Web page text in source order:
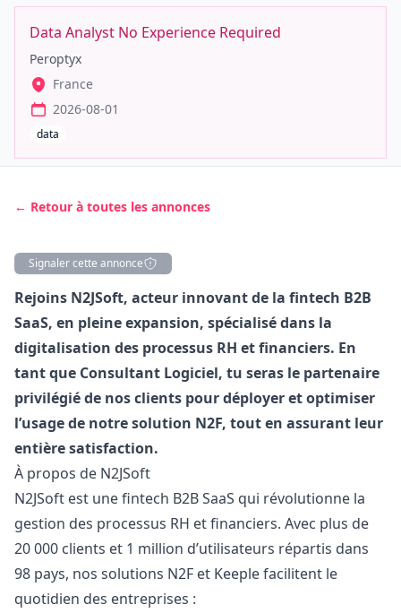
Data Analyst No Experience Required
Peroptyx
France
2026-08-01
data
← Retour à toutes les annonces
Signaler cette annonce
Description
Rejoins N2JSoft, acteur innovant de la fintech B2B
SaaS, en pleine expansion, spécialisé dans la
digitalisation des processus RH et financiers. En
tant que Consultant Logiciel, tu seras le partenaire
privilégié de nos clients pour déployer et optimiser
l’usage de notre solution N2F, tout en assurant leur
entière satisfaction.
À propos de N2JSoft
N2JSoft est une fintech B2B SaaS qui révolutionne la
gestion des processus RH et financiers. Avec plus de
20 000 clients et 1 million d’utilisateurs répartis dans
98 pays, nos solutions N2F et Keeple facilitent le
quotidien des entreprises :